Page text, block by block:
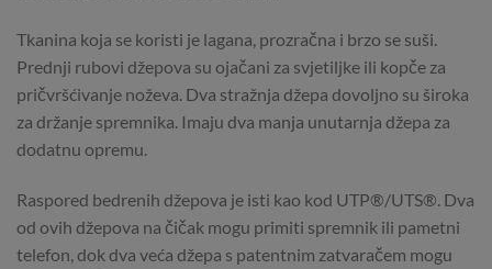
Tkanina koja se koristi je lagana, prozračna i brzo se suši.
Prednji rubovi džepova su ojačani za svjetiljke ili kopče za
pričvršćivanje noževa. Dva stražnja džepa dovoljno su široka
za držanje spremnika. Imaju dva manja unutarnja džepa za
dodatnu opremu.
Raspored bedrenih džepova je isti kao kod UTP®/UTS®. Dva
od ovih džepova na čičak mogu primiti spremnik ili pametni
telefon, dok dva veća džepa s patentnim zatvaračem mogu